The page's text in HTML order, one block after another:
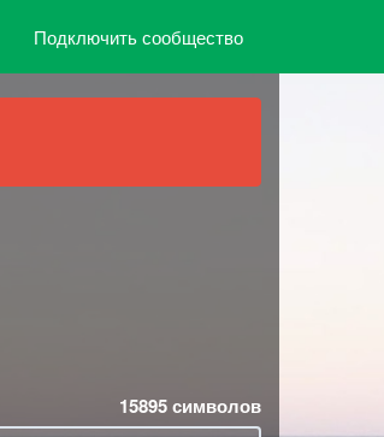
Подключить сообщество
15895символов